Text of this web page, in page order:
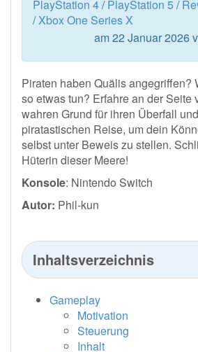
PlayStation 4/PlayStation 5 /
/Xbox One Series X
am 22 Januar 2026
Piraten haben Quälis angegriffen?
so etwas tun? Erfahre an der Seite
wahren Grund für ihren Überfall
piratastischen Reise, um dein
selbst unter Beweis zu stellen.
Hüterin dieser Meere!
Konsole: Nintendo Switch
Autor: Phil-kun
Inhaltsverzeichnis
Gameplay
Motivation
Steuerung
Inhalt